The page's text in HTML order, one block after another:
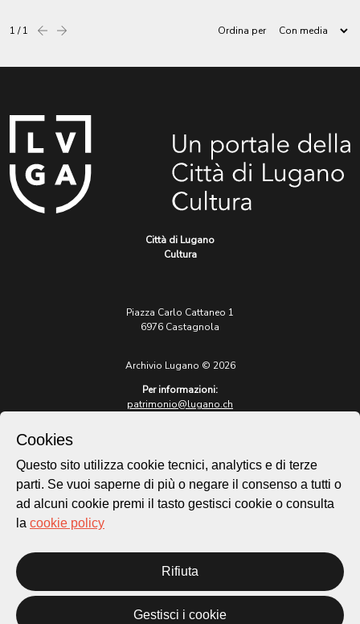
1 / 1 Precedentesuccessiva Ordina per
Città di Lugano
Cultura
Piazza Carlo Cattaneo 1
6976 Castagnola
Archivio Lugano © 2026
Per informazioni:
patrimonio@lugano.ch
lugano.ch
Cookie policy
Homepage
Temi
Mappa
Cookies
Questo sito utilizza cookie tecnici, analytics e di terze
parti. Se vuoi saperne di più o negare il consenso a tutti o
ad alcuni cookie premi il tasto gestisci cookie o consulta
la cookie policy
Rifiuta
Gestisci i cookie